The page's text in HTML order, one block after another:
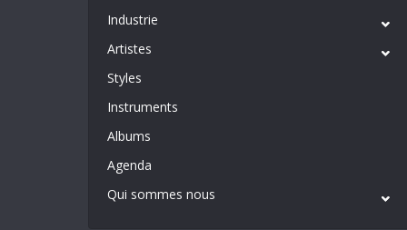
Industrie
Artistes
Styles
Instruments
Albums
Agenda
Qui sommes nous